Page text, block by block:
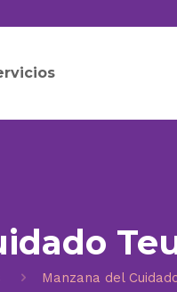
Manzana del